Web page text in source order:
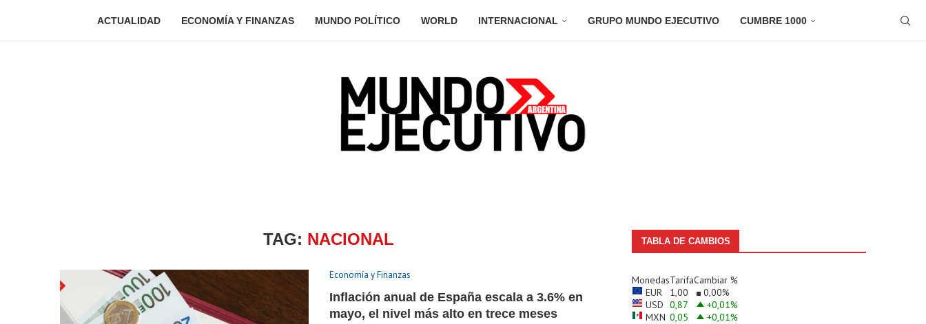
ACTUALIDAD ECONOMÍA Y FINANZAS MUNDO POLÍTICO WORLD INTERNACIONAL GRUPO MUNDO EJECUTIVO CUMBRE 1000
TAG: NACIONAL
Economía y Finanzas
Inflación anual de España escala a 3.6% en
mayo, el nivel más alto en trece meses
TABLA DE CAMBIOS
MonedasTarifaCambiar %
EUR
1,00 0,00%
USD 0,87 +0,01%
MXN 0,05 +0,01%